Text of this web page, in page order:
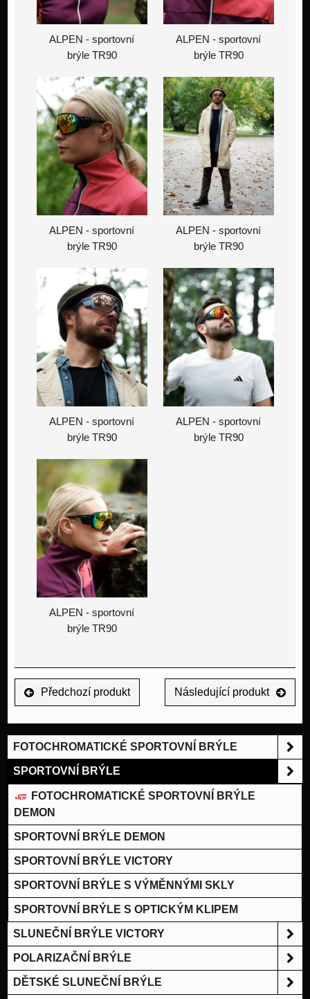
ALPEN - sportovní
brýle TR90
ALPEN - sportovní
brýle TR90
ALPEN - sportovní
brýle TR90
ALPEN - sportovní
brýle TR90
ALPEN - sportovní
brýle TR90
ALPEN - sportovní
brýle TR90
ALPEN - sportovní
brýle TR90
Předchozí produkt Následující produkt
FOTOCHROMATICKÉ SPORTOVNÍ BRÝLE
SPORTOVNÍ BRÝLE
FOTOCHROMATICKÉ SPORTOVNÍ BRÝLE
DEMON
SPORTOVNÍ BRÝLE DEMON
SPORTOVNÍ BRÝLE VICTORY
SPORTOVNÍ BRÝLE S VÝMĚNNÝMI SKLY
SPORTOVNÍ BRÝLE S OPTICKÝM KLIPEM
SLUNEČNÍ BRÝLE VICTORY
POLARIZAČNÍ BRÝLE
DĚTSKÉ SLUNEČNÍ BRÝLE